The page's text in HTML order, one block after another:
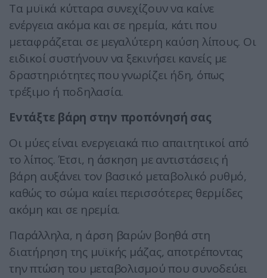
Τα μυϊκά κύτταρα συνεχίζουν να καίνε
ενέργεια ακόμα και σε ηρεμία, κάτι που
μεταφράζεται σε μεγαλύτερη καύση λίπους. Οι
ειδικοί συστήνουν να ξεκινήσει κανείς με
δραστηριότητες που γνωρίζει ήδη, όπως
τρέξιμο ή ποδηλασία.
Εντάξτε βάρη στην προπόνησή σας
Οι μύες είναι ενεργειακά πιο απαιτητικοί από
το λίπος. Έτσι, η άσκηση με αντιστάσεις ή
βάρη αυξάνει τον βασικό μεταβολικό ρυθμό,
καθώς το σώμα καίει περισσότερες θερμίδες
ακόμη και σε ηρεμία.
Παράλληλα, η άρση βαρών βοηθά στη
διατήρηση της μυϊκής μάζας, αποτρέποντας
την πτώση του μεταβολισμού που συνοδεύει